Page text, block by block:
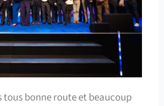
tous bonne route et beaucoup